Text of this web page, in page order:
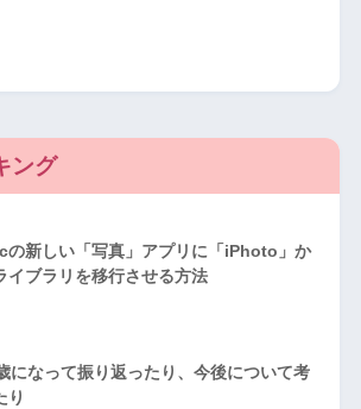
ング
の新しい「写真」アプリに「iPhoto」か
イブラリを移行させる方法
になって振り返ったり、今後について考
り